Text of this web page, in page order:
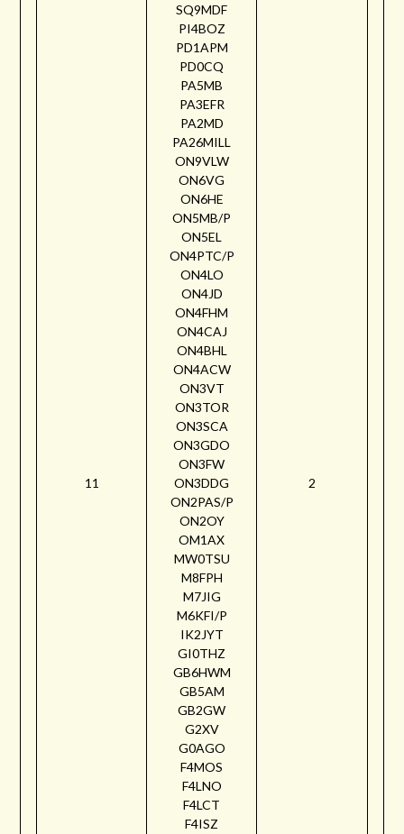
11
SQ9MDF
PI4BOZ
PD1APM
PD0CQ
PA5MB
PA3EFR
PA2MD
PA26MILL
ON9VLW
ON6VG
ON6HE
ON5MB/P
ON5EL
ON4PTC/P
ON4LO
ON4JD
ON4FHM
ON4CAJ
ON4BHL
ON4ACW
ON3VT
ON3TOR
ON3SCA
ON3GDO
ON3FW
ON3DDG
ON2PAS/P
ON2OY
OM1AX
MW0TSU
M8FPH
M7JIG
M6KFI/P
IK2JYT
GI0THZ
GB6HWM
GB5AM
GB2GW
G2XV
G0AGO
F4MOS
F4LNO
F4LCT
F4ISZ
2